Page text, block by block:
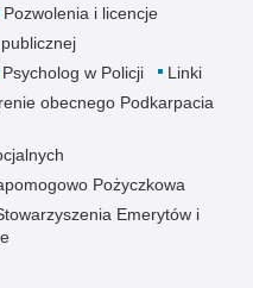
Pozwolenia i licencje
Psycholog w Policji
Linki
obecnego Podkarpacia
Pożyczkowa
Emerytów i